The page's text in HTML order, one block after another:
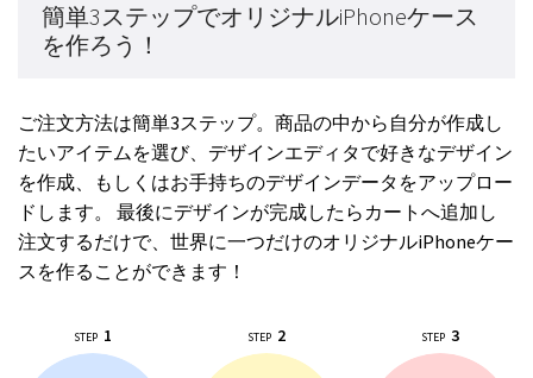
簡単3ステップでオリジナルiPhoneケース
を作ろう！
ご注文方法は簡単3ステップ。商品の中から自分が作成し
たいアイテムを選び、デザインエディタで好きなデザイン
を作成、もしくはお手持ちのデザインデータをアップロー
ドします。 最後にデザインが完成したらカートへ追加し
注文するだけで、世界に一つだけのオリジナルiPhoneケー
スを作ることができます！
STEP 1 STEP 2 STEP 3